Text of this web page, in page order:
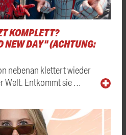
KOMPLETT?
NEW DAY" (ACHTUNG:
nebenan klettert wieder
Welt. Entkommt sie …